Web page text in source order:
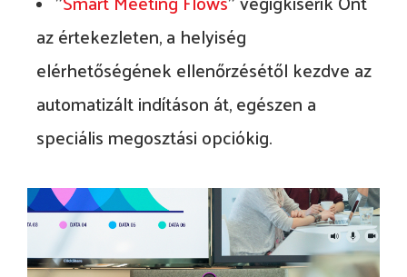
az értekezleten, a helyiség
elérhetőségének ellenőrzésétől kezdve az
automatizált indításon át, egészen a
speciális megosztási opciókig.